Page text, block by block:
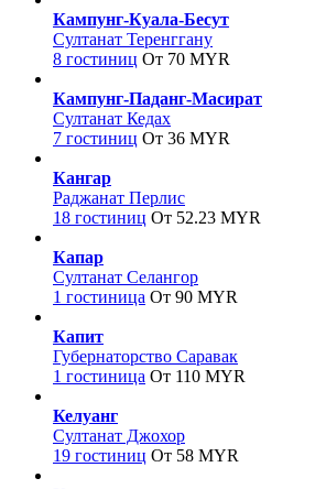
Кампунг-Куала-Бесут
Султанат Теренггану
8 гостиниц От 70 MYR
Кампунг-Паданг-Масират
Султанат Кедах
7 гостиниц От 36 MYR
Кангар
Раджанат Перлис
18 гостиниц От 52.23 MYR
Капар
Султанат Селангор
1 гостиница От 90 MYR
Капит
Губернаторство Саравак
1 гостиница От 110 MYR
Келуанг
Султанат Джохор
19 гостиниц От 58 MYR